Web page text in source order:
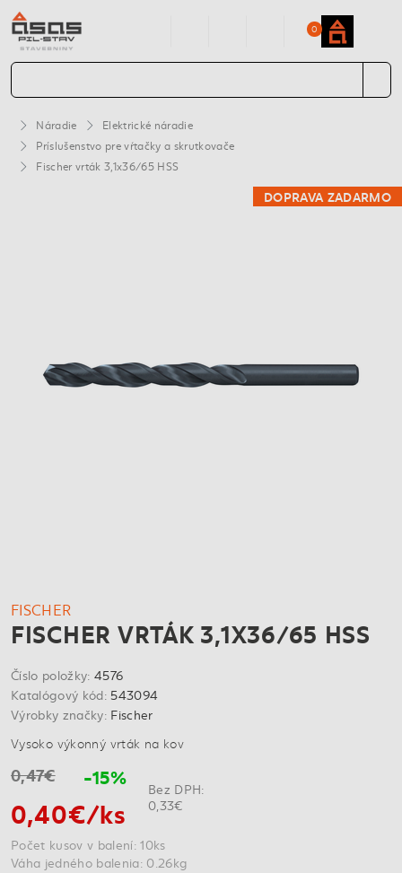
0
Náradie
Elektrické náradie
Príslušenstvo pre vŕtačky a skrutkovače
Fischer vrták 3,1x36/65 HSS
DOPRAVA ZADARMO
FISCHER
FISCHER VRTÁK 3,1X36/65 HSS
Číslo položky: 4576
Katalógový kód:543094
Výrobky značky: Fischer
Vysoko výkonný vrták na kov
0,47€ -15%
0,40€/ks
Bez DPH:
0,33€
Počet kusov v balení: 10ks
Váha jedného balenia: 0.26kg